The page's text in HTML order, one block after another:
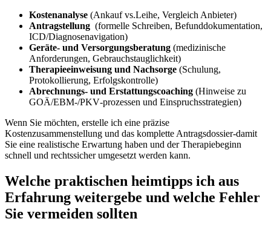
Kostenanalyse (Ankauf ⁤vs.Leihe, ‌Vergleich ⁤Anbieter)
Antragstellung ‌ (formelle Schreiben, Befunddokumentation,
ICD/Diagnosenavigation)
Geräte‑ und Versorgungsberatung (medizinische
Anforderungen, ‍Gebrauchstauglichkeit)
Therapieeinweisung und Nachsorge ⁣(Schulung,
⁤Protokollierung, Erfolgskontrolle)
Abrechnungs‑ und Erstattungscoaching (Hinweise zu
GOÄ/EBM‑/PKV‑prozessen und‍ Einspruchsstrategien)
Wenn Sie möchten, erstelle ich eine präzise
Kostenzusammenstellung und das komplette Antragsdossier-damit
Sie eine​ realistische⁤ Erwartung haben‍ und⁢ der Therapiebeginn
schnell und rechtssicher umgesetzt ⁢werden⁢ kann.
Welche praktischen heimtipps ich ⁣aus
Erfahrung weitergebe und welche ⁤Fehler
Sie vermeiden sollten